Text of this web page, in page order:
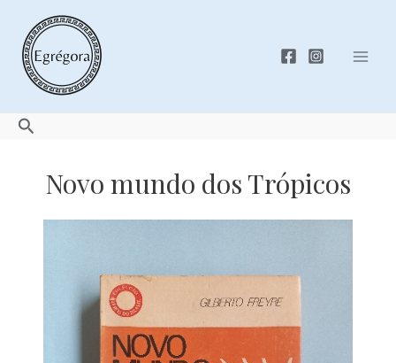
content
Search
Novo mundo dos Trópicos